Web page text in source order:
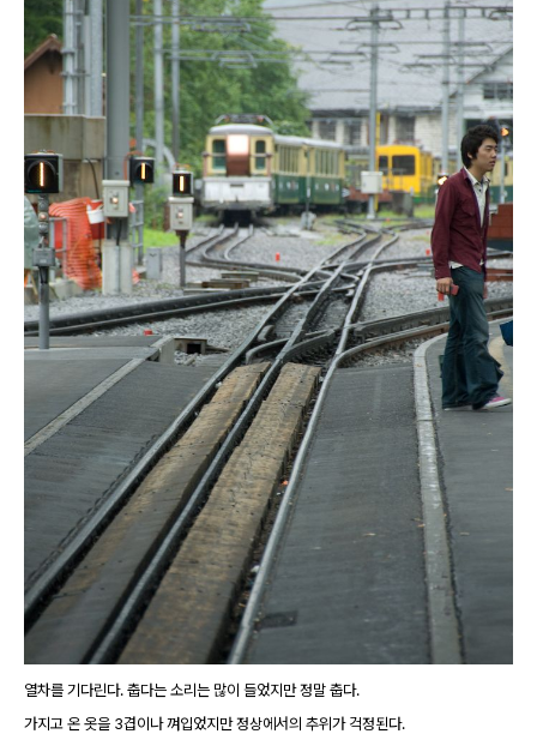
열차를 기다린다. 춥다는 소리는 많이 들었지만 정말 춥다.
가지고 온 옷을 3겹이나 껴입었지만 정상에서의 추위가 걱정된다.